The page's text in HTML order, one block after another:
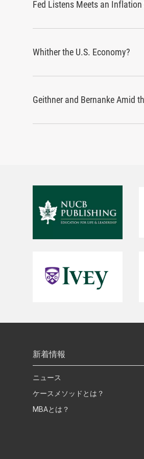
Fed Listens Meets an Inflation
Whither the U.S. Economy?
Geithner and Bernanke Amid
新着情報
ニュース
ケースメソッドとは？
MBAとは？